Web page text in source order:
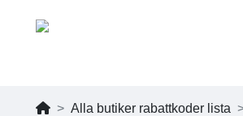
Alla butiker rabattkoder lista